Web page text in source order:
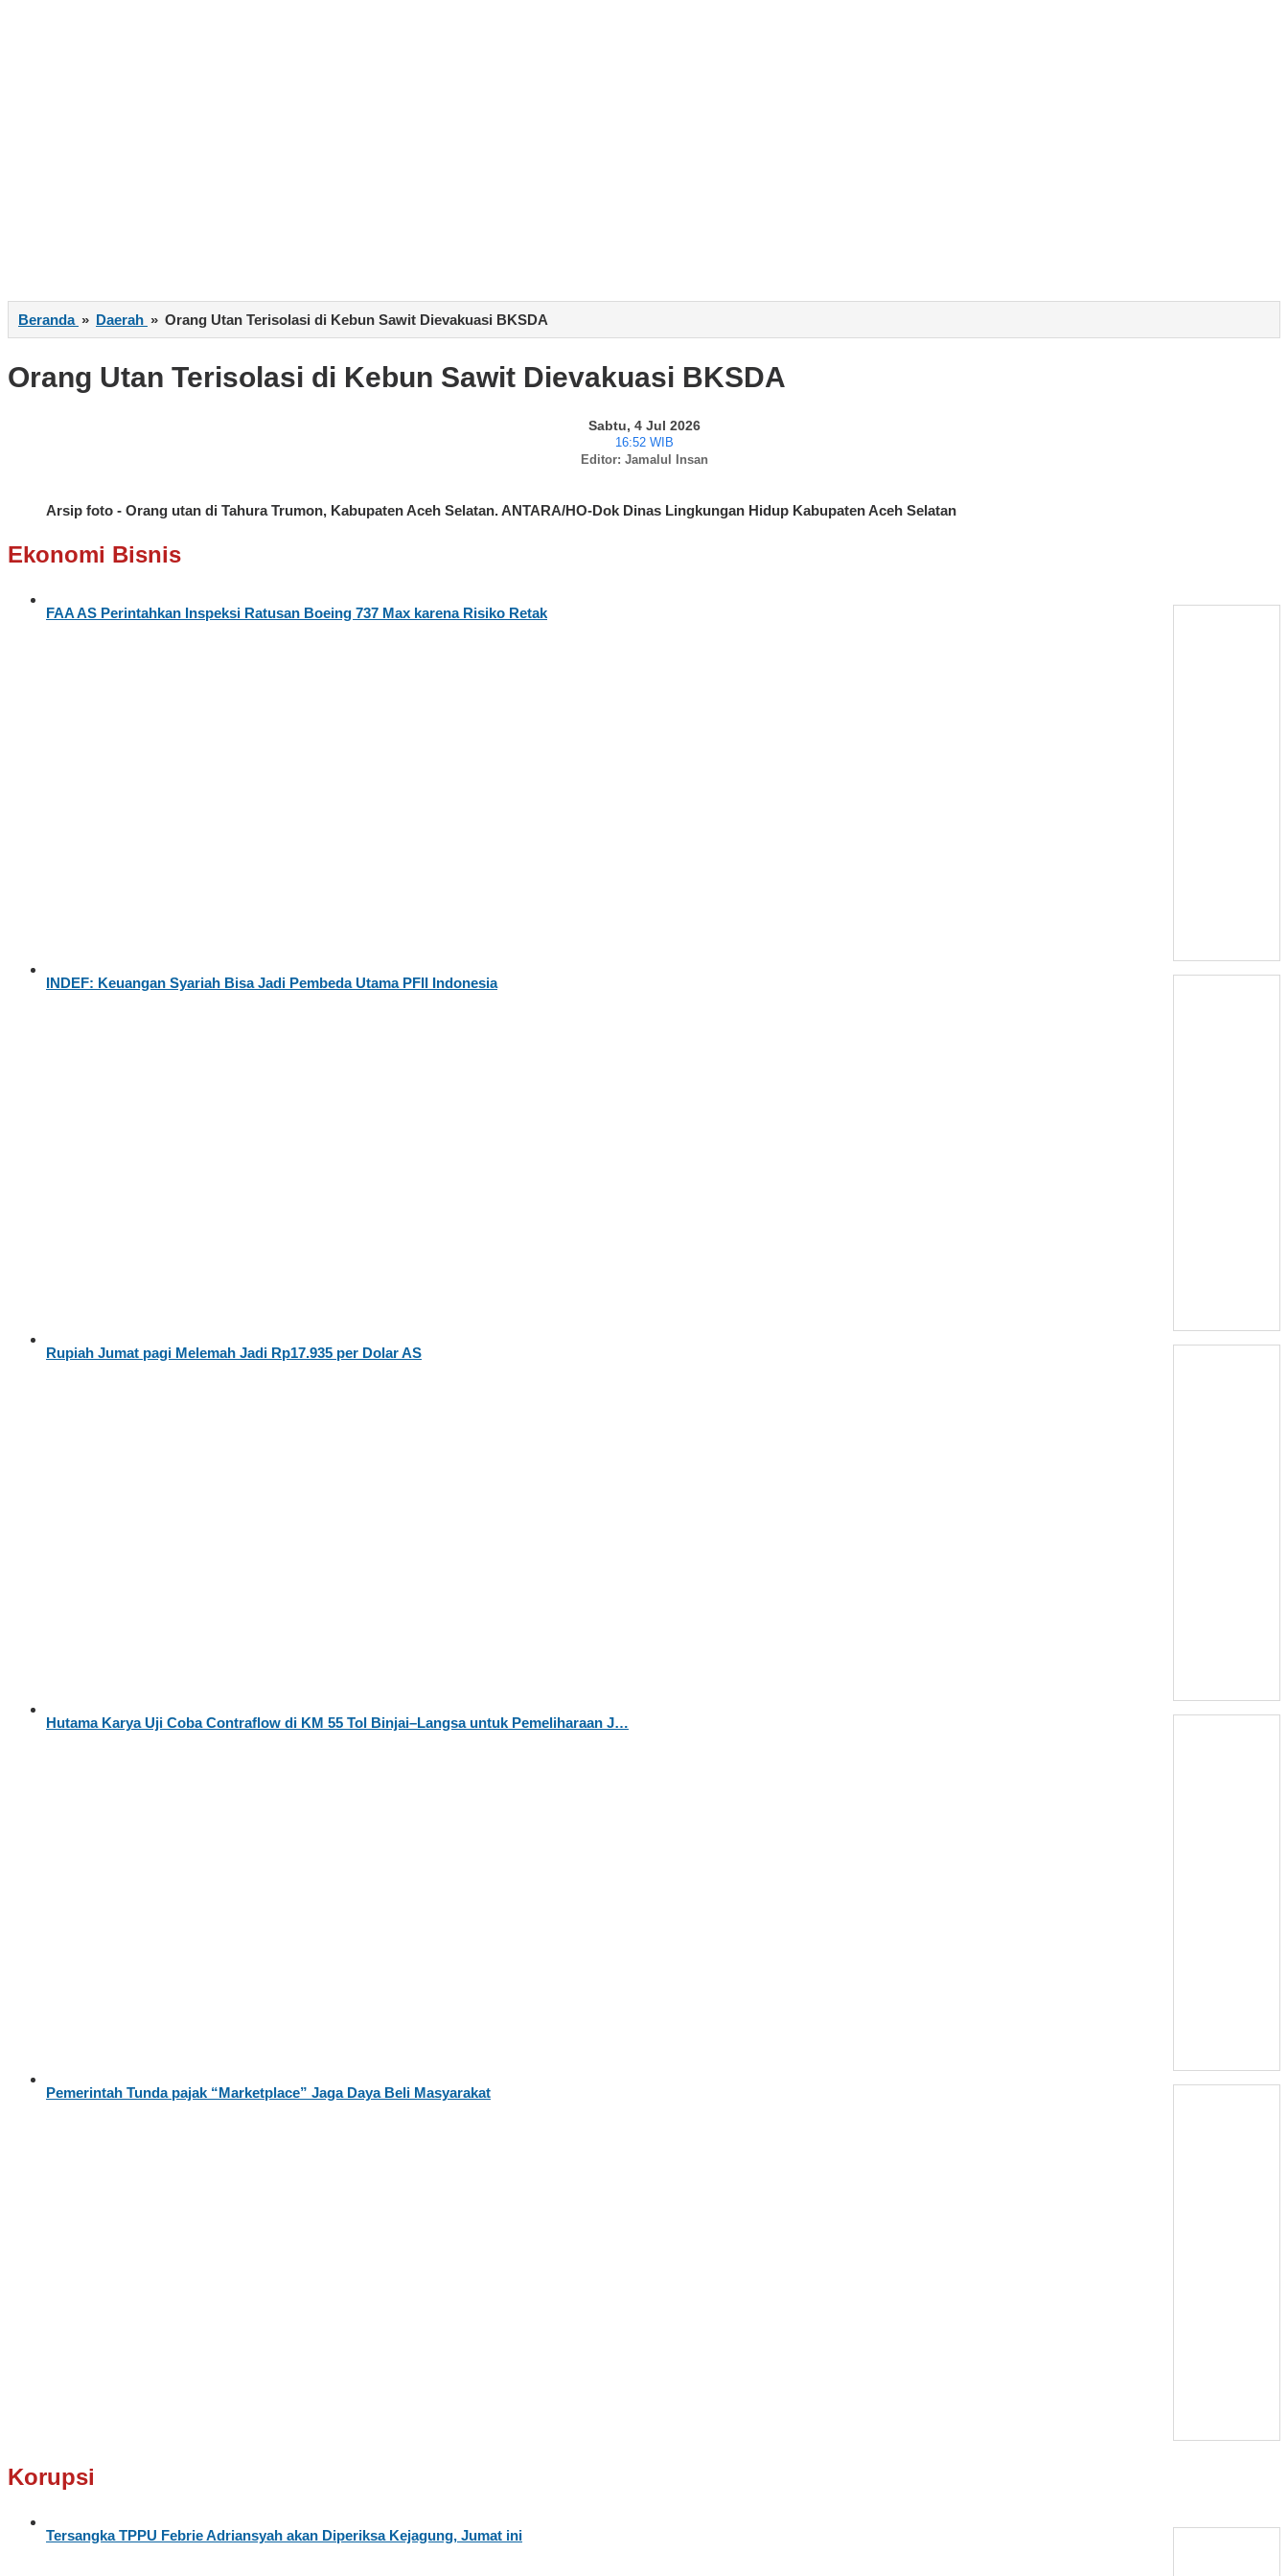
Beranda » Daerah » Orang Utan Terisolasi di Kebun Sawit Dievakuasi BKSDA
Orang Utan Terisolasi di Kebun Sawit Dievakuasi BKSDA
Sabtu, 4 Jul 2026
16:52 WIB
Editor: Jamalul Insan
Arsip foto - Orang utan di Tahura Trumon, Kabupaten Aceh Selatan. ANTARA/HO-Dok Dinas Lingkungan Hidup Kabupaten Aceh Selatan
Ekonomi Bisnis
FAA AS Perintahkan Inspeksi Ratusan Boeing 737 Max karena Risiko Retak
INDEF: Keuangan Syariah Bisa Jadi Pembeda Utama PFII Indonesia
Rupiah Jumat pagi Melemah Jadi Rp17.935 per Dolar AS
Hutama Karya Uji Coba Contraflow di KM 55 Tol Binjai–Langsa untuk Pemeliharaan J…
Pemerintah Tunda pajak “Marketplace” Jaga Daya Beli Masyarakat
Korupsi
Tersangka TPPU Febrie Adriansyah akan Diperiksa Kejagung, Jumat ini